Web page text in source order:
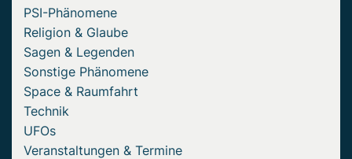
PSI-Phänomene
Religion & Glaube
Sagen & Legenden
Sonstige Phänomene
Space & Raumfahrt
Technik
UFOs
Veranstaltungen & Termine